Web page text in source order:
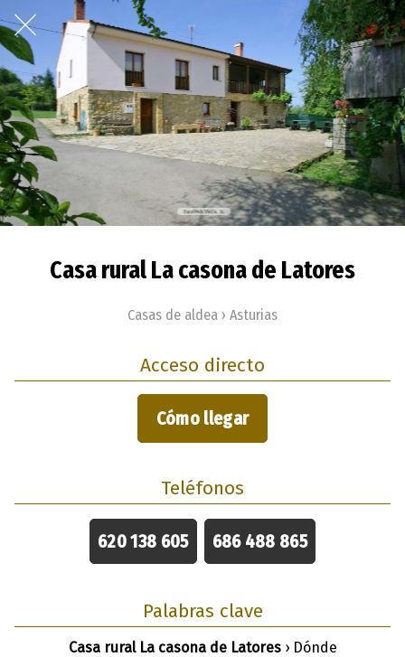
Casa rural La casona de Latores
Casas de aldea › Asturias
Acceso directo
Cómo llegar
Teléfonos
620 138 605 686 488 865
Palabras clave
Casa rural La casona de Latores› Dónde